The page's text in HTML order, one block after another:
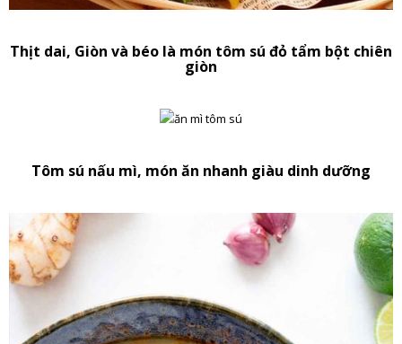
Thịt dai, Giòn và béo là món tôm sú đỏ tẩm bột chiên
giòn
Tôm sú nấu mì, món ăn nhanh giàu dinh dưỡng